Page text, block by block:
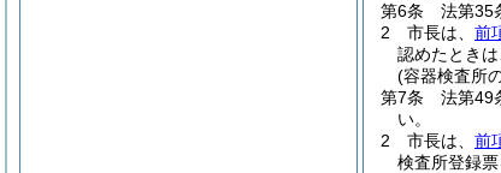
第6条
法第35
2
市長は、 前
認めたとき
(容器検査所
第7条
法第49
い。
2
市長は、 前
検査所登録